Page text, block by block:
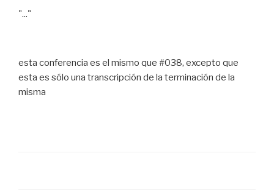
"..."
esta conferencia es el mismo que #038, excepto que
esta es sólo una transcripción de la terminación de la
misma